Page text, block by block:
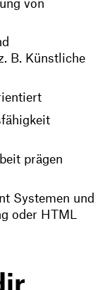
von
B. Künstliche
prägen
Systemen und
oder HTML